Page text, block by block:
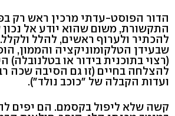
הדור הפוסט-עדתי מרכין ראש רק
התקשורת, משום שהוא יודע אל
להכתיר ולערוף ראשים, להלל
שבעידן הטלקומוניקציה והממון,
(רצוי בתוכנית בידור או בטלנובלה)
להצלחה בחיים (זו גם הסיבה שכה
ועדות הקבלה של "כוכב נולד").
קשה שלא ליפול בקסמם. הם יפים